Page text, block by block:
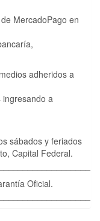
MercadoPago en
adheridos a
a
sábados y feriados
Capital Federal.
Oficial.